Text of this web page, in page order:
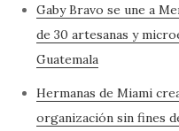
Gaby Bravo se une a
de 30 artesanas y
Guatemala
Hermanas de Miami
organización sin fines